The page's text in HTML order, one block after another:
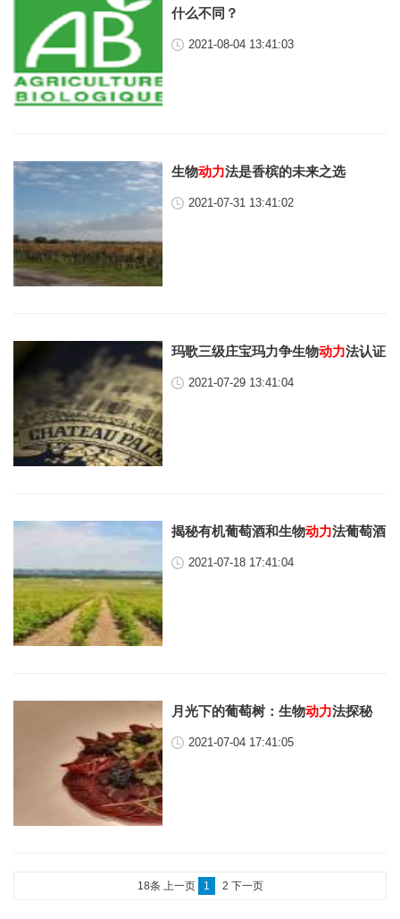
什么不同？
2021-08-04 13:41:03
生物动力法是香槟的未来之选
2021-07-31 13:41:02
玛歌三级庄宝玛力争生物动力法认证
2021-07-29 13:41:04
揭秘有机葡萄酒和生物动力法葡萄酒
2021-07-18 17:41:04
月光下的葡萄树：生物动力法探秘
2021-07-04 17:41:05
18条 上一页 1 2 下一页